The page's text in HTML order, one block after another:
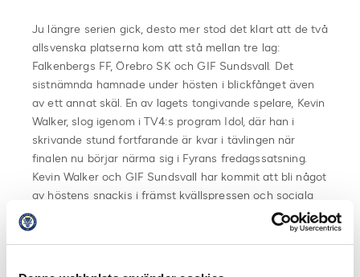
Ju längre serien gick, desto mer stod det klart att de två
allsvenska platserna kom att stå mellan tre lag:
Falkenbergs FF, Örebro SK och GIF Sundsvall. Det
sistnämnda hamnade under hösten i blickfånget även
av ett annat skäl. En av lagets tongivande spelare, Kevin
Walker, slog igenom i TV4:s program Idol, där han i
skrivande stund fortfarande är kvar i tävlingen när
finalen nu börjar närma sig i Fyrans fredagssatsning.
Kevin Walker och GIF Sundsvall har kommit att bli något
av höstens snackis i främst kvällspressen och sociala
medier, till bland andra många unga flickors stora
förtjusning.